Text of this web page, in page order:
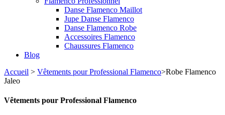
Danse Flamenco Maillot
Jupe Danse Flamenco
Danse Flamenco Robe
Accessoires Flamenco
Chaussures Flamenco
Blog
Accueil > Vêtements pour Professional Flamenco>Robe Flamenco
Jaleo
Vêtements pour Professional Flamenco